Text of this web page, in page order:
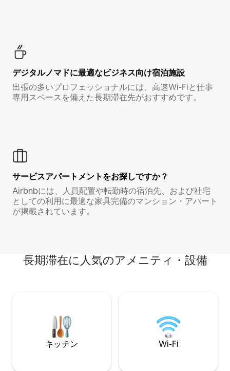
デジタルノマド⁠に最⁠適⁠なビ⁠ジ⁠ネ⁠ス⁠向⁠け宿⁠泊⁠施⁠設
出張の多いプロフェッショナルには、高速Wi-Fiと仕事
専用スペースを備えた長期滞在先がおすすめです。
サービスアパートメントをお探しですか？
Airbnbには、人員配置や転勤時の宿泊先、および社宅
としての利用に最適な家具完備のマンション・アパート
が掲載されています。
長期滞在に人気のアメニティ・設備
キッチン Wi-Fi